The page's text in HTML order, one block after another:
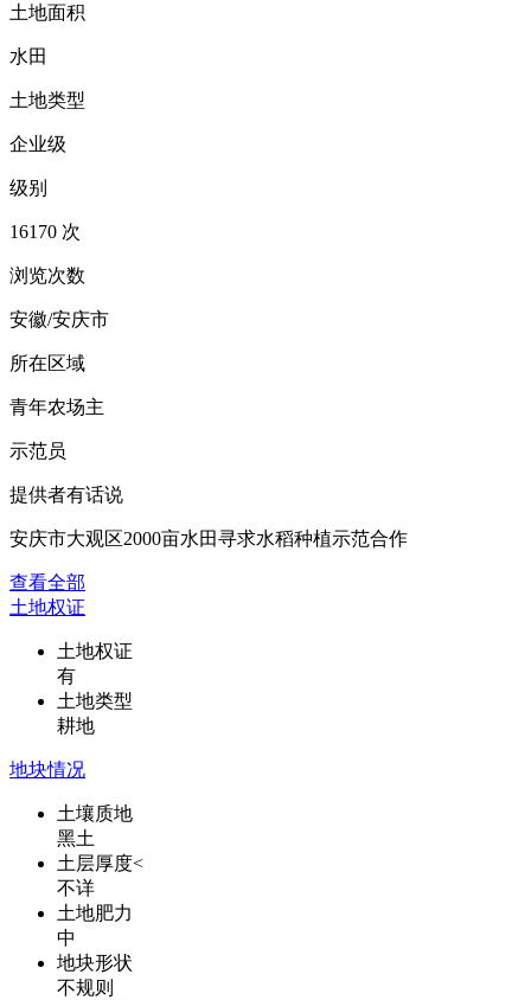
土地面积
水田
土地类型
企业级
级别
16170 次
浏览次数
安徽/安庆市
所在区域
青年农场主
示范员
提供者有话说
安庆市大观区2000亩水田寻求水稻种植示范合作
查看全部
土地权证
土地权证
有
土地类型
耕地
地块情况
土壤质地
黑土
土层厚度<
不详
土地肥力
中
地块形状
不规则